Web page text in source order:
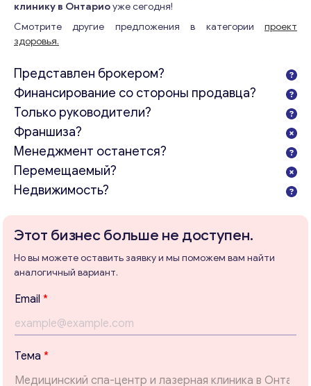
ближайшее время.
Email*
Ваши комментарии*
клинику в Онтариоуже сегодня!
Смотрите другие предложения в категории проект
здоровья.
Представлен брокером?
Финансирование со стороны продавца?
Только руководители?
Франшиза?
Менеджмент останется?
Перемещаемый?
Недвижимость?
Этот бизнес больше не доступен.
Но вы можете оставить заявку и мы поможем вам найти
аналогичный вариант.
Email *
Т
е
м
Тема *